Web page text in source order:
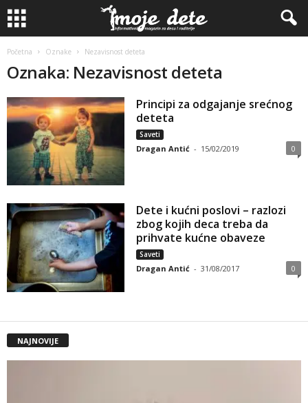
Početna Oznake Nezavisnost deteta
Oznaka: Nezavisnost deteta
Principi za odgajanje srećnog
deteta
Saveti
Dragan Antić - 15/02/2019 0
Dete i kućni poslovi – razlozi
zbog kojih deca treba da
prihvate kućne obaveze
Saveti
Dragan Antić - 31/08/2017 0
NAJNOVIJE